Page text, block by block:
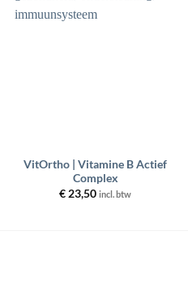
Toevoegen
VitOrtho | Vitamine B Actief
Complex
€ 23,50 incl. btw